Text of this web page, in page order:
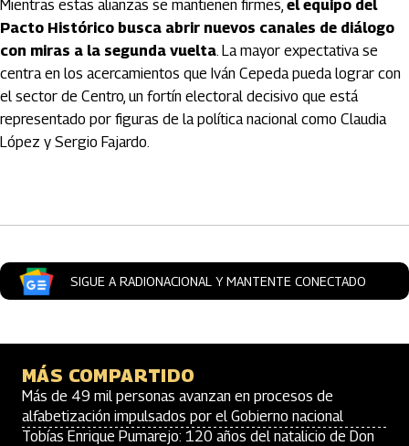
Mientras estas alianzas se mantienen firmes, el equipo del
Pacto Histórico busca abrir nuevos canales de diálogo
con miras a la segunda vuelta. La mayor expectativa se
centra en los acercamientos que Iván Cepeda pueda lograr con
el sector de Centro, un fortín electoral decisivo que está
representado por figuras de la política nacional como Claudia
López y Sergio Fajardo.
SIGUE A RADIONACIONAL Y MANTENTE CONECTADO
MÁS COMPARTIDO
Más de 49 mil personas avanzan en procesos de
alfabetización impulsados por el Gobierno nacional
Tobías Enrique Pumarejo: 120 años del natalicio de Don